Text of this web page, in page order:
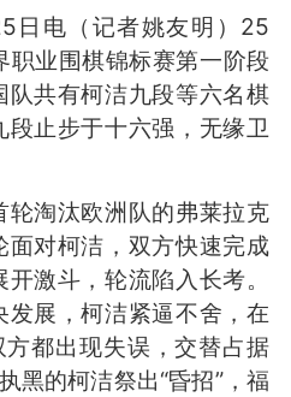
电（记者姚友明）25
职业围棋锦标赛第一阶段
队共有柯洁九段等六名棋
止步于十六强，无缘卫
淘汰欧洲队的弗莱拉克
对柯洁，双方快速完成
激斗，轮流陷入长考。
展，柯洁紧逼不舍，在
方都出现失误，交替占据
黑的柯洁祭出“昏招”，福